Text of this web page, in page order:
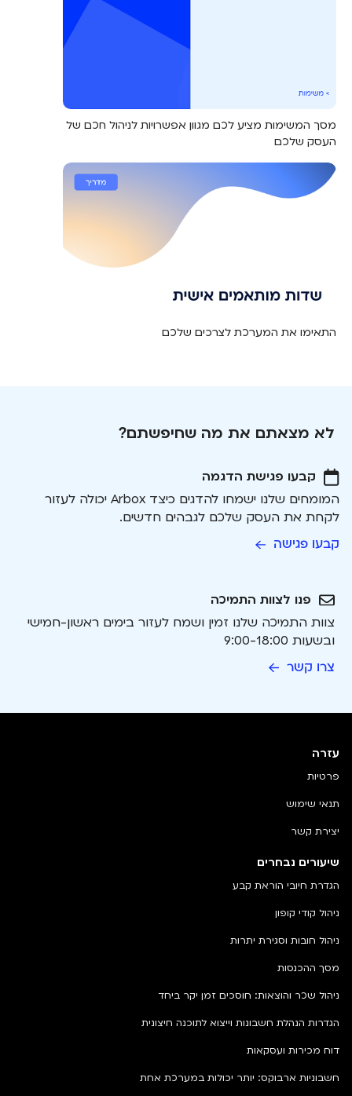
מסך המשימות מציע לכם מגוון אפשרויות לניהול חכם של
העסק שלכם
התאימו את המערכת לצרכים שלכם
לא מצאתם את מה שחיפשתם?
קבעו פגישת הדגמה
המומחים שלנו ישמחו להדגים כיצד Arbox יכולה לעזור
לקחת את העסק שלכם לגבהים חדשים.
קבעו פגישה
פנו לצוות התמיכה
צוות התמיכה שלנו זמין ושמח לעזור בימים ראשון-חמישי
ובשעות 9:00-18:00
צרו קשר
שיעורים נבחרים
הגדרת חיובי הוראת קבע
ניהול קודי קופון
ניהול חובות וסגירת יתרות
מסך ההכנסות
ניהול שכר והוצאות: חוסכים זמן יקר ביחד
הגדרות הנהלת חשבונות וייצוא לתוכנה חיצונית
דוח מכירות ועסקאות
חשבוניות ארבוקס: יותר יכולות במערכת אחת
עזרה
פרטיות
תנאי שימוש
יצירת קשר